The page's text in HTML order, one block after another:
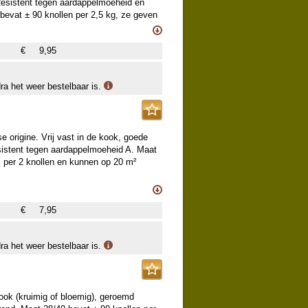
om 80x40 cm aan te houden
tegen aardappelmoeheid en
± 90 knollen per 2,5 kg, ze geven
oogstbaar is. De planttijd is
oogst te krijgen worden deze rassen
folie of zelfs vanaf januari onder
aardappelziekte
optreedt: ruim planten en kali
om 80x40 cm aan te houden
€
9,95
het weer bestelbaar is.
origine. Vrij vast in de kook, goede
tegen aardappelmoeheid A. Maat
2 knollen en kunnen op 20 m²
oogst te krijgen worden deze rassen
folie of zelfs vanaf januari onder
optreedt: ruim planten en kali
om 80x40 cm aan te houden
€
7,95
het weer bestelbaar is.
(kruimig of bloemig), geroemd